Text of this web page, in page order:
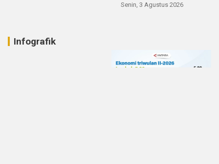
Senin, 3 Agustus 2026
Infografik